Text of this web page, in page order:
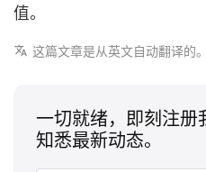
值。
这篇文章是从英文自动翻译的。
一切就绪，即刻注
知悉最新动态。